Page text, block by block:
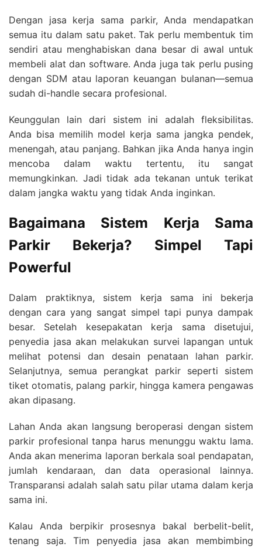
Dengan jasa kerja sama parkir, Anda mendapatkan
semua itu dalam satu paket. Tak perlu membentuk tim
sendiri atau menghabiskan dana besar di awal untuk
membeli alat dan software. Anda juga tak perlu pusing
dengan SDM atau laporan keuangan bulanan—semua
sudah di-handle secara profesional.
Keunggulan lain dari sistem ini adalah fleksibilitas.
Anda bisa memilih model kerja sama jangka pendek,
menengah, atau panjang. Bahkan jika Anda hanya ingin
mencoba dalam waktu tertentu, itu sangat
memungkinkan. Jadi tidak ada tekanan untuk terikat
dalam jangka waktu yang tidak Anda inginkan.
Bagaimana Sistem Kerja Sama
Parkir Bekerja? Simpel Tapi
Powerful
Dalam praktiknya, sistem kerja sama ini bekerja
dengan cara yang sangat simpel tapi punya dampak
besar. Setelah kesepakatan kerja sama disetujui,
penyedia jasa akan melakukan survei lapangan untuk
melihat potensi dan desain penataan lahan parkir.
Selanjutnya, semua perangkat parkir seperti sistem
tiket otomatis, palang parkir, hingga kamera pengawas
akan dipasang.
Lahan Anda akan langsung beroperasi dengan sistem
parkir profesional tanpa harus menunggu waktu lama.
Anda akan menerima laporan berkala soal pendapatan,
jumlah kendaraan, dan data operasional lainnya.
Transparansi adalah salah satu pilar utama dalam kerja
sama ini.
Kalau Anda berpikir prosesnya bakal berbelit-belit,
tenang saja. Tim penyedia jasa akan membimbing